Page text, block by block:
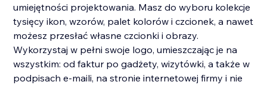
umiejętności projektowania. Masz do wyboru kolekcje
tysięcy ikon, wzorów, palet kolorów i czcionek, a nawet
możesz przesłać własne czcionki i obrazy.
Wykorzystaj w pełni swoje logo, umieszczając je na
wszystkim: od faktur po gadżety, wizytówki, a także w
podpisach e-maili, na stronie internetowej firmy i nie